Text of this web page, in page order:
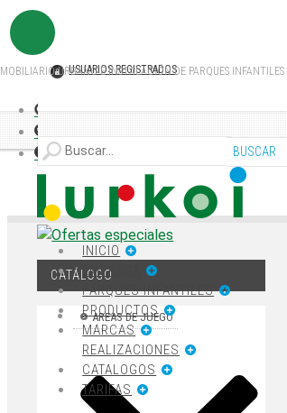
MOBILIARIO URBANO E INSTALACIÓN DE PARQUES INFANTILES
USUARIOS REGISTRADOS
INICIO
EMPRESA
PARQUES INFANTILES
PRODUCTOS
MARCAS
REALIZACIONES
CATALOGOS
TARIFAS
CATÁLOGO
AREAS DE JUEGO